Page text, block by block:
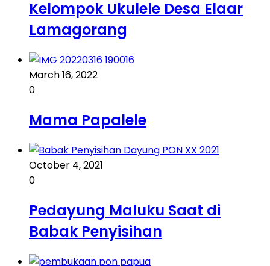
Kelompok Ukulele Desa Elaar
Lamagorang
March 16, 2022
0
Mama Papalele
October 4, 2021
0
Pedayung Maluku Saat di
Babak Penyisihan